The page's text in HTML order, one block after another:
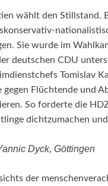
wählt den Stillstand.
Sie wurde im
deutschen CDU
Tomislav
gegen Flüchtende und
So forderte die
dichtzumachen
Dyck, Göttingen
der